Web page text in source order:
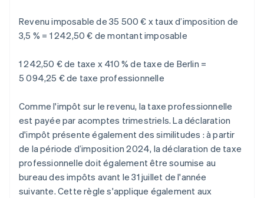
Revenu imposable de 35 500 € x taux d’imposition de
3,5 % = 1 242,50 € de montant imposable
1 242,50 € de taxe x 410 % de taxe de Berlin =
5 094,25 € de taxe professionnelle
Comme l'impôt sur le revenu, la taxe professionnelle
est payée par acomptes trimestriels. La déclaration
d'impôt présente également des similitudes : à partir
de la période d’imposition 2024, la déclaration de taxe
professionnelle doit également être soumise au
bureau des impôts avant le 31 juillet de l'année
suivante. Cette règle s'applique également aux